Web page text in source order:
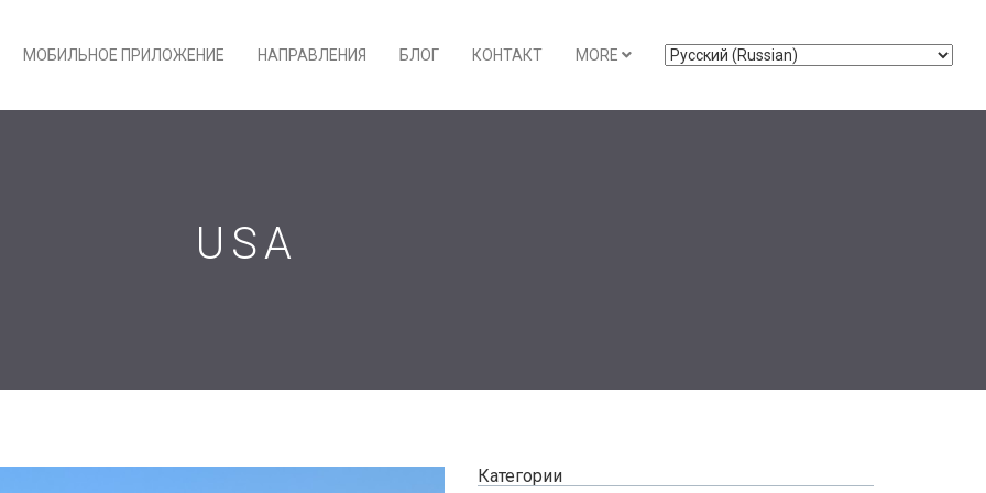
МОБИЛЬНОЕ ПРИЛОЖЕНИЕ НАПРАВЛЕНИЯ БЛОГ КОНТАКТ MORE
USA
Категории